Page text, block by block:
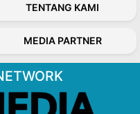
TENTANG KAMI
MEDIA PARTNER